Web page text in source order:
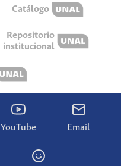
Catálogo
Repositorio
institucional
YouTube Email